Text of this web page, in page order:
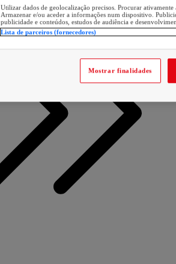
Utilizar dados de geolocalização precisos. Procurar
Armazenar e/ou aceder a informações num dispositivo.
publicidade e conteúdos, estudos de audiência e
Lista de parceiros (fornecedores)
Mostrar finalidades